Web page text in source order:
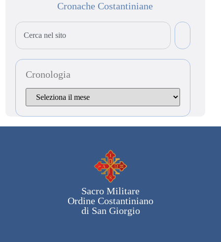
Cronache Costantiniane
Cronologia
Sacro Militare
Ordine Costantiniano
di San Giorgio